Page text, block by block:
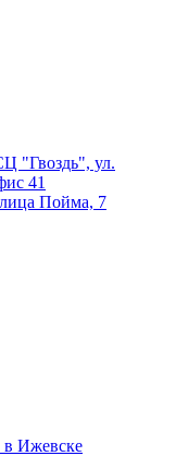
"Гвоздь", ул.
41
Пойма, 7
в Ижевске